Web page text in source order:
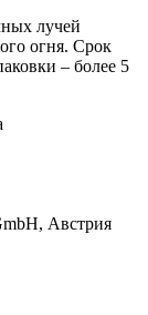
лучей
огня. Срок
– более 5
Австрия